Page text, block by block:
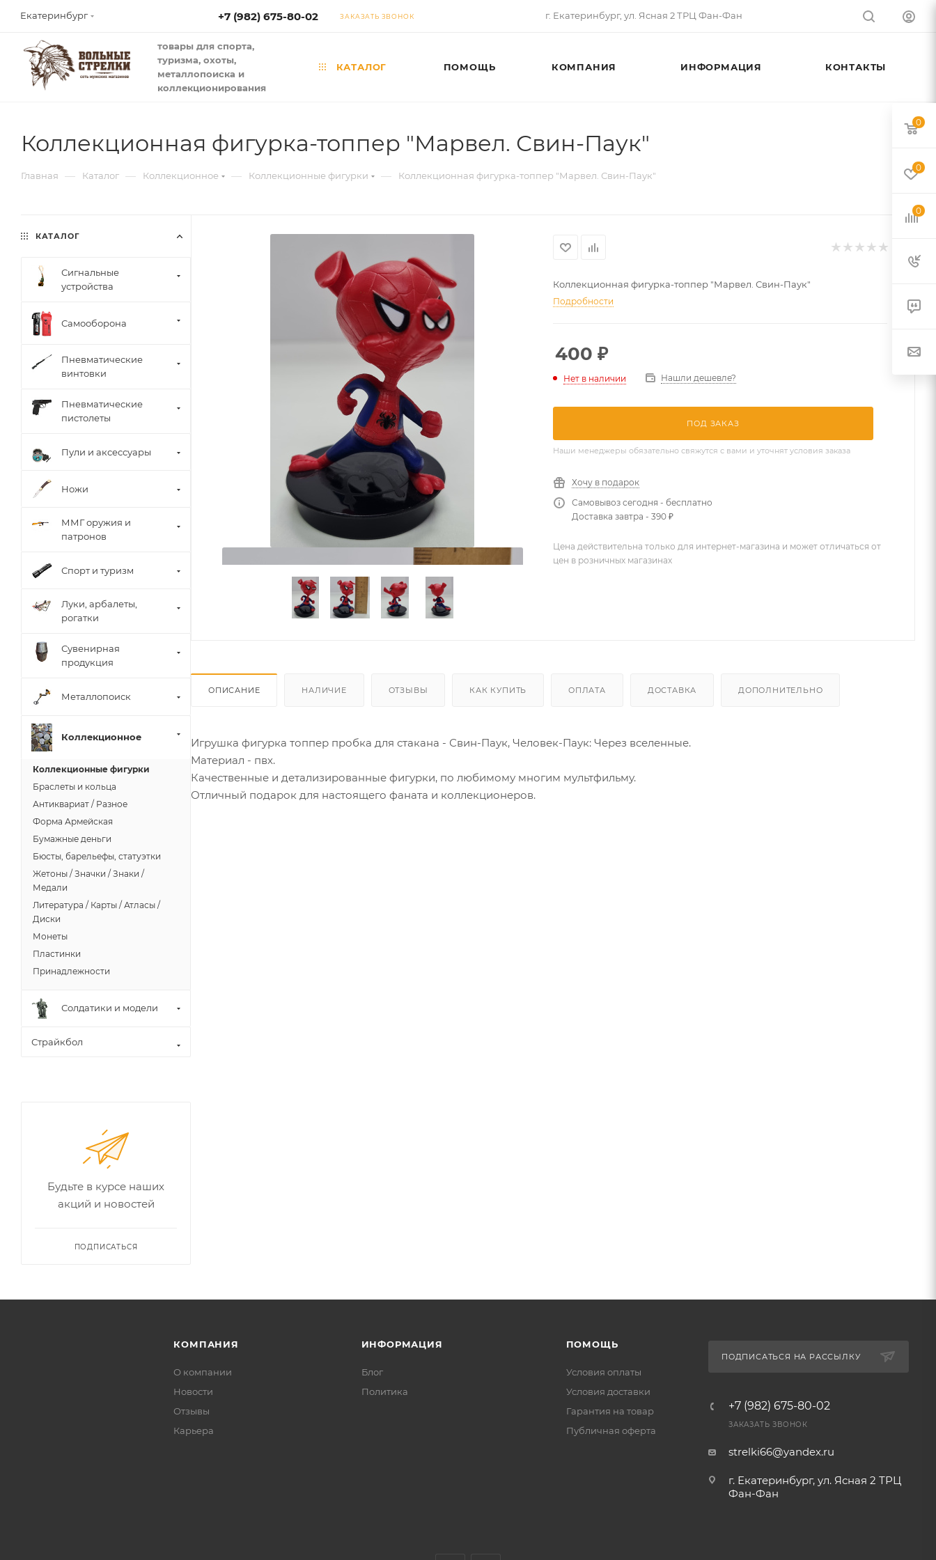
Екатеринбург +7 (982) 675-80-02 ЗАКАЗАТЬ ЗВОНОК г. Екатеринбург, ул. Ясная 2 ТРЦ Фан-Фан
товары для спорта,
туризма, охоты,
металлопоиска и
коллекционирования
КАТАЛОГ ПОМОЩЬ КОМПАНИЯ ИНФОРМАЦИЯ КОНТАКТЫ
Коллекционная фигурка-топпер "Марвел. Свин-Паук"
Главная — Каталог — Коллекционное — Коллекционные фигурки — Коллекционная фигурка-топпер "Марвел. Свин-Паук"
Коллекционная фигурка-топпер "Марвел. Свин-Паук"
Подробности
400 ₽
Нет в наличии Нашли дешевле?
ПОД ЗАКАЗ
Наши менеджеры обязательно свяжутся с вами и уточнят условия заказа
Хочу в подарок
Самовывоз сегодня - бесплатно
Доставка завтра - 390 ₽
Цена действительна только для интернет-магазина и может отличаться от
цен в розничных магазинах
ОПИСАНИЕ НАЛИЧИЕ ОТЗЫВЫ КАК КУПИТЬ ОПЛАТА ДОСТАВКА ДОПОЛНИТЕЛЬНО
Игрушка фигурка топпер пробка для стакана - Свин-Паук, Человек-Паук: Через вселенные.
Материал - пвх.
Качественные и детализированные фигурки, по любимому многим мультфильму.
Отличный подарок для настоящего фаната и коллекционеров.
КАТАЛОГ
Сигнальные
устройства
Самооборона
Пневматические
винтовки
Пневматические
пистолеты
Пули и аксессуары
Ножи
ММГ оружия и
патронов
Спорт и туризм
Луки, арбалеты,
рогатки
Сувенирная
продукция
Металлопоиск
Коллекционное
Коллекционные фигурки
Браслеты и кольца
Антиквариат / Разное
Форма Армейская
Бумажные деньги
Бюсты, барельефы, статуэтки
Жетоны / Значки / Знаки /
Медали
Литература / Карты / Атласы /
Диски
Монеты
Пластинки
Принадлежности
Солдатики и модели
Страйкбол
Будьте в курсе наших
акций и новостей
ПОДПИСАТЬСЯ
КОМПАНИЯ
О компании
Новости
Отзывы
Карьера
ИНФОРМАЦИЯ
Блог
Политика
ПОМОЩЬ
Условия оплаты
Условия доставки
Гарантия на товар
Публичная оферта
ПОДПИСАТЬСЯ НА РАССЫЛКУ
+7 (982) 675-80-02
ЗАКАЗАТЬ ЗВОНОК
strelki66@yandex.ru
г. Екатеринбург, ул. Ясная 2 ТРЦ
Фан-Фан
0
0
0